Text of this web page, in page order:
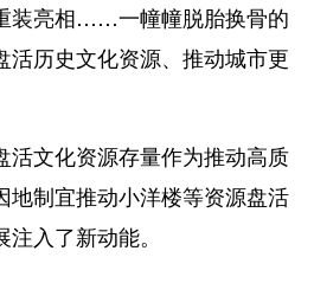
装亮相……一幢幢脱胎换骨的
活历史文化资源、推动城市更
文化资源存量作为推动高质
地制宜推动小洋楼等资源盘活
入了新动能。